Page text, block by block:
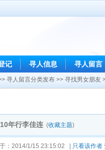
记 寻人信息 寻人留言
寻人留言分类发布 >> 寻找男女朋友
年行李佳连 (收藏主题)
：2014/1/15 23:15:02 | 只看该作者